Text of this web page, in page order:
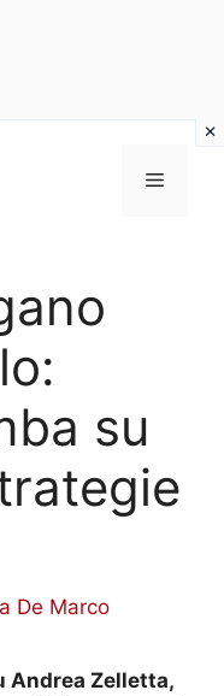
Menu
su
De Marco
Andrea Zelletta,